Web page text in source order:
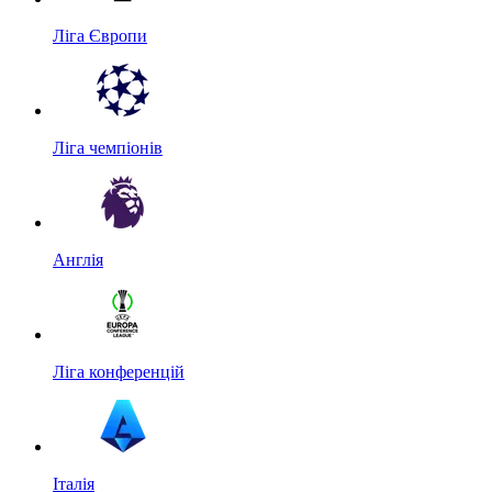
Ліга Європи
Ліга чемпіонів
Англія
Ліга конференцій
Італія